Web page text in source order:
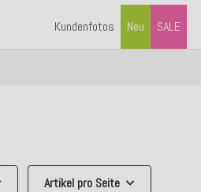
Kundenfotos SALE
Neu
Artikel pro Seite